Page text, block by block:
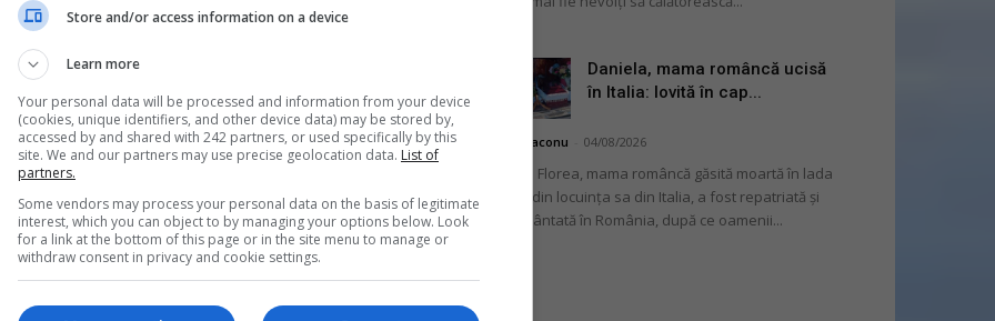
1.000 de ouă săptămânal. Luminița și soțul ei nu
și explorarea piețelor internaționale prin
construirea unei hale moderne.
Daniela, mama româncă ucisă
în Italia: lovită în cap...
Mihai Diaconu 04/08/2026
Daniela Florea, mama româncă găsită moartă în lada
patului din locuința sa din Italia, a fost repatriată și
înmormântată în România, după ce oamenii...
Store and/or access information on a device
Learn more
Your personal data will be processed and information from your device
(cookies, unique identifiers, and other device data) may be stored by,
accessed by and shared with 242 partners, or used specifically by this
site. We and our partners may use precise geolocation data. List of
partners.
Some vendors may process your personal data on the basis of legitimate
interest, which you can object to by managing your options below. Look
for a link at the bottom of this page or in the site menu to manage or
withdraw consent in privacy and cookie settings.